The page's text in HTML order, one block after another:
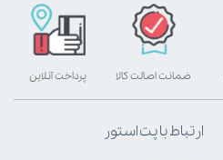
پرداخت آنلاین ضمانت اصالت کالا
ارتباط با پت استور